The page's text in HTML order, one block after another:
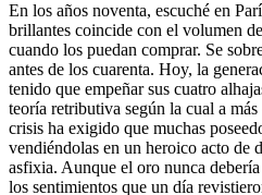
En los años noventa, escuché en
brillantes coincide con el volumen
cuando los puedan comprar. Se
antes de los cuarenta. Hoy, la
tenido que empeñar sus cuatro
teoría retributiva según la cual a
crisis ha exigido que muchas
vendiéndolas en un heroico acto de
asfixia. Aunque el oro nunca
los sentimientos que un día